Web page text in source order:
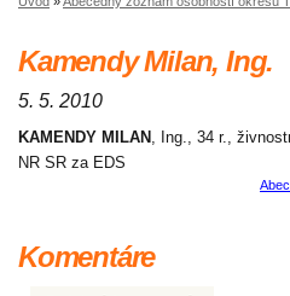
Kamendy Milan, Ing.
5. 5. 2010
KAMENDY MILAN , Ing., 34 r.,
NR SR za EDS
Komentáre